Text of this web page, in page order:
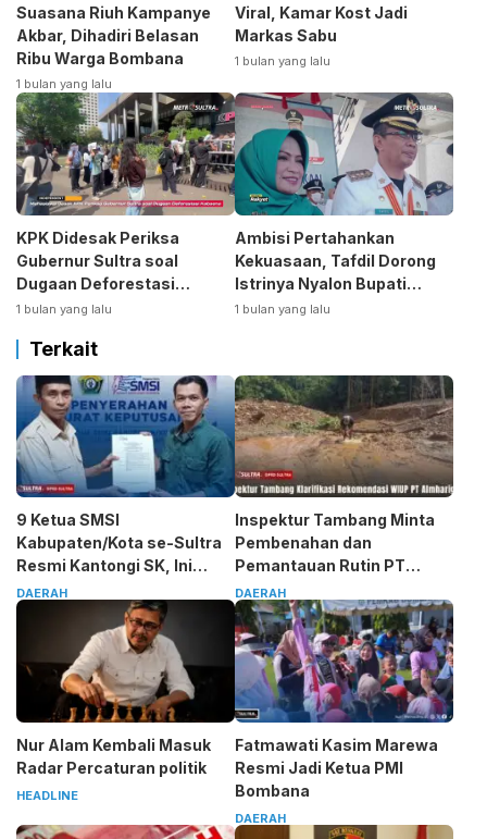
Suasana Riuh Kampanye
Akbar, Dihadiri Belasan
Ribu Warga Bombana
1 bulan yang lalu
Viral, Kamar Kost Jadi
Markas Sabu
1 bulan yang lalu
KPK Didesak Periksa
Gubernur Sultra soal
Dugaan Deforestasi
Kabaen
1 bulan yang lalu
Ambisi Pertahankan
Kekuasaan, Tafdil Dorong
Istrinya Nyalon Bupati
Bombana
1 bulan yang lalu
Terkait
9 Ketua SMSI
Kabupaten/Kota se-Sultra
Resmi Kantongi SK, Ini
Pesan Tegas Sarjono
DAERAH
Inspektur Tambang Minta
Pembenahan dan
Pemantauan Rutin PT
Almharig
DAERAH
Nur Alam Kembali Masuk
Radar Percaturan politik
HEADLINE
Fatmawati Kasim Marewa
Resmi Jadi Ketua PMI
Bombana
DAERAH